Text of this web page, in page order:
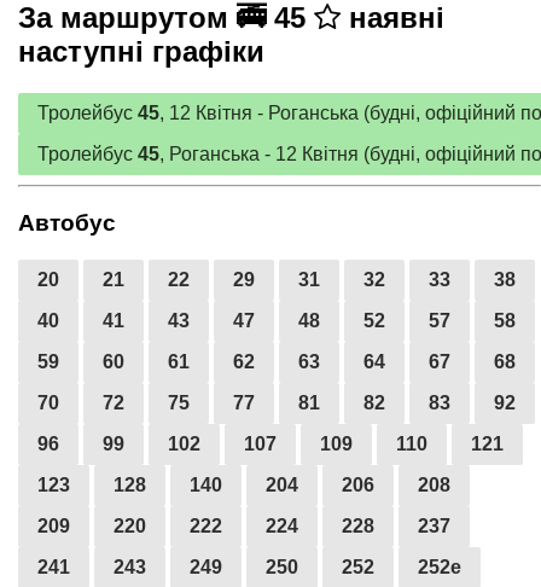
За маршрутом 🚎 45
наявні
наступні графіки
Тролейбус 45, 12 Квітня - Роганська (будні, офіційний
Тролейбус 45, Роганська - 12 Квітня (будні, офіційний
Автобус
20 21 22 29 31 32 33
38
40
41 43 47 48 52 57
58
59
60 61 62 63 64 67
68
70
72 75 77 81 82 83
92
96
99 102 107 109 110
121
123
128 140 204 206
208
209
220 222 224 228
237
241
243 249 250 252
252е